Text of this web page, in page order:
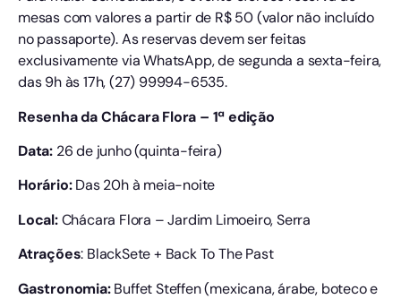
mesas com valores a partir de R$ 50 (valor não incluído
no passaporte). As reservas devem ser feitas
exclusivamente via WhatsApp, de segunda a sexta-feira,
das 9h às 17h, (27) 99994-6535.
Resenha da Chácara Flora – 1ª edição
Data: 26 de junho (quinta-feira)
Horário:Das 20h à meia-noite
Local:Chácara Flora – Jardim Limoeiro, Serra
Atrações: BlackSete + Back To The Past
Gastronomia:Buffet Steffen (mexicana, árabe, boteco e